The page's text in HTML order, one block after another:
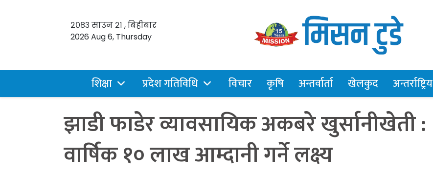
२०८३ साउन २१ , बिहीबार
2026 Aug 6, Thursday
शिक्षा प्रदेश गतिविधि विचार कृषि अन्तर्वार्ता खेलकुद अन्तर्राष्ट्रिय
झाडी फाडेर व्यावसायिक अकबरे खुर्सानीखेती :
वार्षिक १० लाख आम्दानी गर्ने लक्ष्य